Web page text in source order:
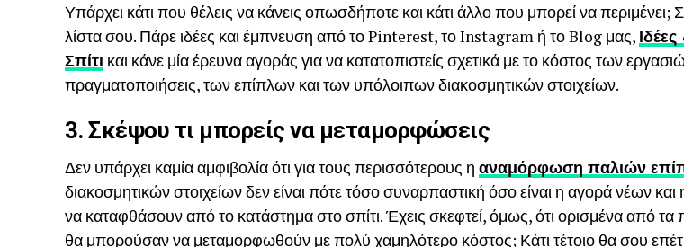
Υπάρχει κάτι που θέλεις να κάνεις οπωσδήποτε και κάτι άλλο που μπορεί να περιμένει;
λίστα σου. Πάρε ιδέες και έμπνευση από το Pinterest, το Instagram ή το Blog μας,
Σπίτι και κάνε μία έρευνα αγοράς για να κατατοπιστείς σχετικά με το κόστος των
πραγματοποιήσεις, των επίπλων και των υπόλοιπων διακοσμητικών στοιχείων.
3. Σκέψου τι μπορείς να μεταμορφώσεις
Δεν υπάρχει καμία αμφιβολία ότι για τους περισσότερους η αναμόρφωση παλιών
διακοσμητικών στοιχείων δεν είναι πότε τόσο συναρπαστική όσο είναι η αγορά νέων
να καταφθάσουν από το κατάστημα στο σπίτι. Έχεις σκεφτεί, όμως, ότι ορισμένα από τα
θα μπορούσαν να μεταμορφωθούν με πολύ χαμηλότερο κόστος; Κάτι τέτοιο θα σου